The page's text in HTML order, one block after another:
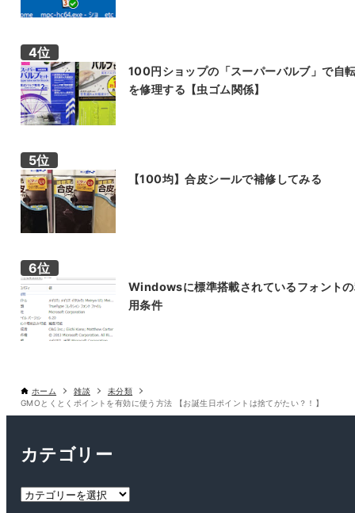
100円ショップの「スーパーバルブ」で自
を修理する【虫ゴム関係】
【100均】合皮シールで補修してみる
Windowsに標準搭載されているフォント
用条件
ホーム 雑談
未分類
GMOとくとくポイントを有効に使う方法 【お誕生日ポイントは捨てがたい？！】
カテゴリー
カ